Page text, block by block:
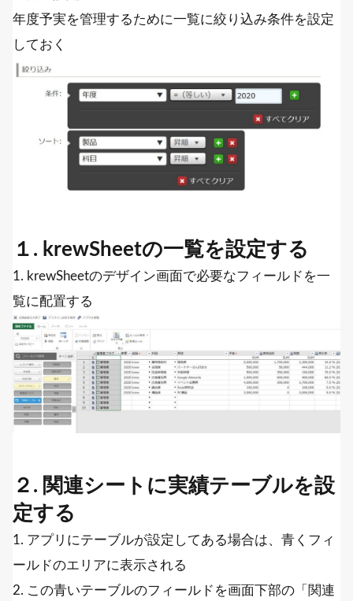
年度予実を管理するために一覧に絞り込み条件を設定
しておく
１. krewSheetの一覧を設定する
1. krewSheetのデザイン画面で必要なフィールドを一
覧に配置する
２. 関連シートに実績テーブルを設
定する
1. アプリにテーブルが設定してある場合は、青くフィ
ールドのエリアに表示される
2. この青いテーブルのフィールドを画面下部の「関連